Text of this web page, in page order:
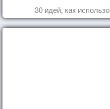
30 идей, как